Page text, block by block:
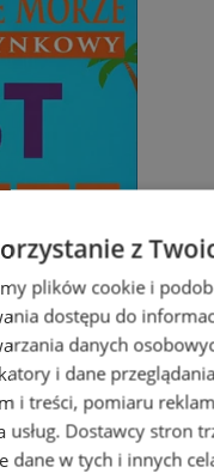
Bałtykiem w
z
plików cookie i
dostępu do
danych
i dane
i treści, pomiaru
usług. Dostawcy stron
dane w tych i innych